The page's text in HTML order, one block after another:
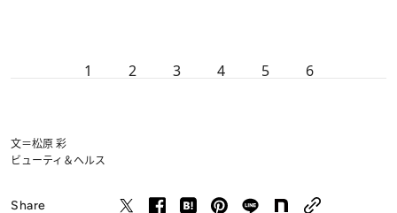
1 2 3 4 5 6
文＝松原 彩
ビューティ＆ヘルス
Share